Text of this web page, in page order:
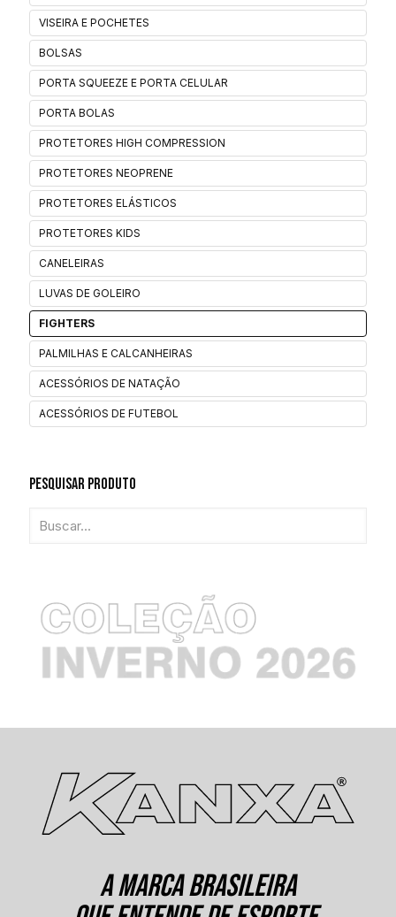
VISEIRA E POCHETES
BOLSAS
PORTA SQUEEZE E PORTA CELULAR
PORTA BOLAS
PROTETORES HIGH COMPRESSION
PROTETORES NEOPRENE
PROTETORES ELÁSTICOS
PROTETORES KIDS
CANELEIRAS
LUVAS DE GOLEIRO
FIGHTERS
PALMILHAS E CALCANHEIRAS
ACESSÓRIOS DE NATAÇÃO
ACESSÓRIOS DE FUTEBOL
Pesquisar Produto
A MARCA BRASILEIRA